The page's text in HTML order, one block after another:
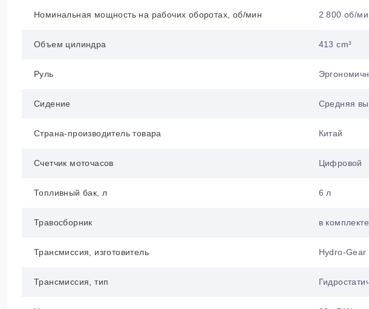
Номинальная мощность на рабочих оборотах, об/мин 2 800 об/
Объем цилиндра 413 cm³
Руль
Сидение Средняя
Страна-производитель товара Китай
Счетчик моточасов Цифровой
Топливный бак, л 6 л
Травосборник в комплекте
Трансмиссия, изготовитель Hydro-Gear
Трансмиссия, тип